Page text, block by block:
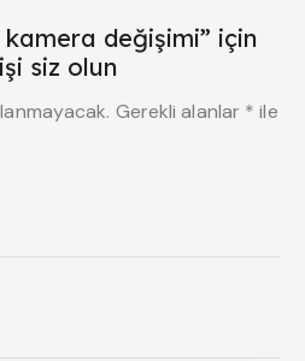
kamera değişimi” için
siz olun
Gerekli alanlar * ile